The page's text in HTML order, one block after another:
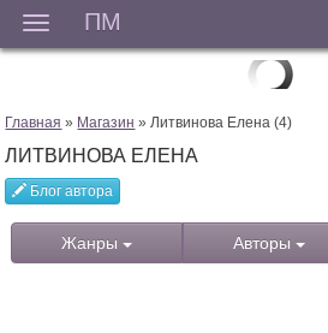
ПМ
Главная » Магазин » Литвинова Елена (4)
ЛИТВИНОВА ЕЛЕНА
Блог автора
Жанры Авторы